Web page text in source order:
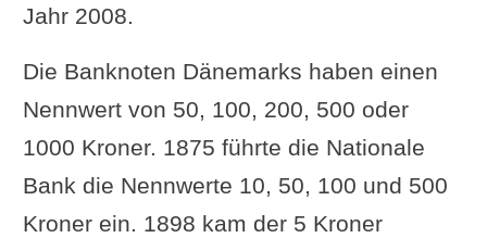
Jahr 2008.
Die Banknoten Dänemarks haben einen
Nennwert von 50, 100, 200, 500 oder
1000 Kroner. 1875 führte die Nationale
Bank die Nennwerte 10, 50, 100 und 500
Kroner ein. 1898 kam der 5 Kroner